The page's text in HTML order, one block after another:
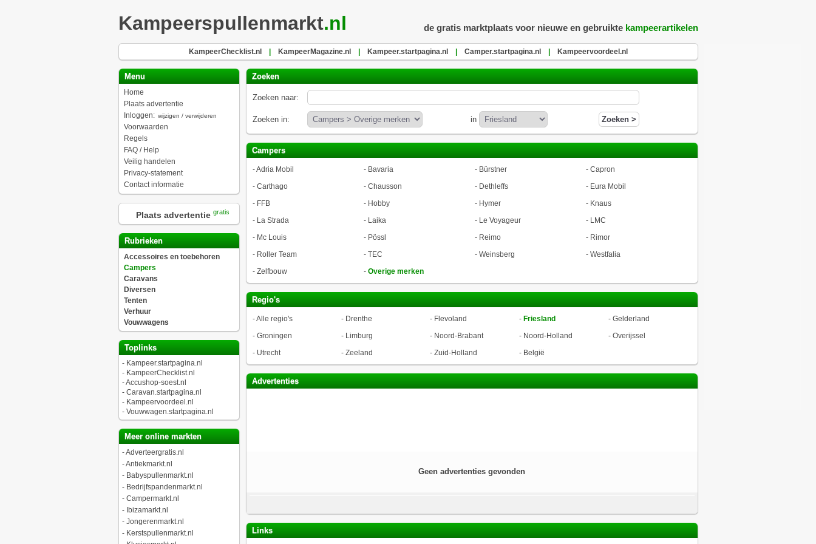
Kampeerspullenmarkt.nl de gratis marktplaats voor nieuwe en gebruikte kampeerartikelen
KampeerChecklist.nl KampeerMagazine.nl Kampeer.startpagina.nl Camper.startpagina.nl Kampeervoordeel.nl
Menu
Home
Plaats advertentie
Inloggen: wijzigen / verwijderen
Voorwaarden
Regels
FAQ / Help
Veilig handelen
Privacy-statement
Contact informatie
Plaats advertentie gratis
Rubrieken
Accessoires en toebehoren
Campers
Caravans
Diversen
Tenten
Verhuur
Vouwwagens
Toplinks
- Kampeer.startpagina.nl
- KampeerChecklist.nl
-Accushop-soest.nl
- Caravan.startpagina.nl
- Kampeervoordeel.nl
- Vouwwagen.startpagina.nl
Meer online markten
-Adverteergratis.nl
-Antiekmarkt.nl
- Babyspullenmarkt.nl
- Bedrijfspandenmarkt.nl
- Campermarkt.nl
- Ibizamarkt.nl
- Jongerenmarkt.nl
- Kerstspullenmarkt.nl
Zoeken
Zoeken naar:
Zoeken in: in
Campers
-Adria Mobil - Bavaria - Bürstner - Capron
- Carthago - Chausson - Dethleffs - Eura Mobil
- FFB - Hobby - Hymer - Knaus
- La Strada - Laika - Le Voyageur - LMC
- Mc Louis - Pössl - Reimo - Rimor
- Roller Team - TEC - Weinsberg - Westfalia
- Zelfbouw - Overige merken
Regio's
-Alle regio's - Drenthe - Flevoland - Friesland - Gelderland
- Groningen - Limburg - Noord-Brabant - Noord-Holland - Overijssel
- Utrecht - Zeeland - Zuid-Holland - België
Advertenties
Geen advertenties gevonden
Links